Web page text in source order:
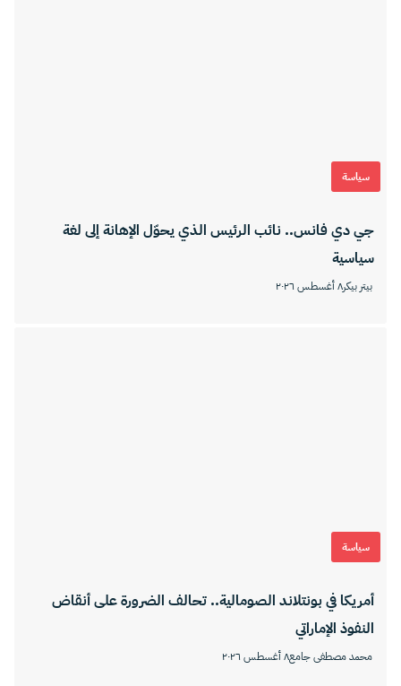
سياسة
جي دي فانس.. نائب الرئيس الذي يحوّل الإهانة إلى لغة
سياسية
بيتر بيكر٨ أغسطس ٢٠٢٦
سياسة
أمريكا في بونتلاند الصومالية.. تحالف الضرورة على أنقاض
النفوذ الإماراتي
محمد مصطفى جامع٨ أغسطس ٢٠٢٦